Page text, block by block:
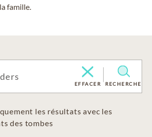
famille.
EFFACER RECHERCHE
les résultats avec les
des tombes